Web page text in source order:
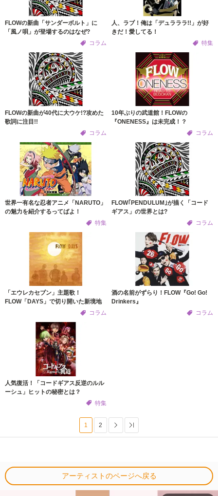
FLOWの新曲「サンダーボルト」に
「風ノ唄」が登場するのはなぜ?
コラム
人、ラブ！俺は「デュラララ!!」が好
きだ！愛してる！
特集
FLOWの新曲が40代に大ウケ!?攻めた
歌詞に注目!!
コラム
10年ぶりの武道館！FLOWの
『ONENESS』は未完成！？
コラム
世界一有名な忍者アニメ「NARUTO」
の魅力を紹介するってばよ！
特集
FLOW｢PENDULUM｣が描く「コード
ギアス」の世界とは?
コラム
「エウレカセブン」主題歌！
FLOW「DAYS」で切り開いた新境地
コラム
酒の名前がずらり！FLOW『Go! Go!
Drinkers』
コラム
人気復活！「コードギアス反逆のルル
ーシュ」ヒットの秘密とは？
特集
1 2 次へ
アーティストのページへ戻る